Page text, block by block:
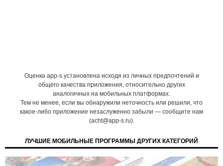
Оценка app-s установлена исходя из личных предпочтений и
общего качества приложения, относительно других
аналогичных на мобильных платформах.
Тем не менее, если вы обнаружили неточность или решили, что
какое-либо приложение незаслуженно забыли — сообщите нам
(acht@app-s.ru).
ЛУЧШИЕ МОБИЛЬНЫЕ ПРОГРАММЫ ДРУГИХ КАТЕГОРИЙ